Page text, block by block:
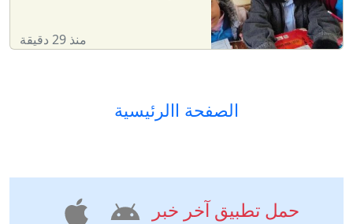
منذ 29 دقيقة
الصفحة االرئيسية
حمل تطبيق آخر خبر